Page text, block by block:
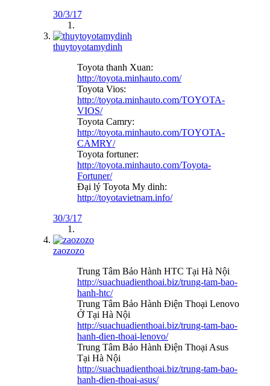
30/3/17
thuytoyotamydinh
Toyota thanh Xuan:
http://toyota.minhauto.com/
Toyota Vios:
http://toyota.minhauto.com/TOYOTA-
VIOS/
Toyota Camry:
http://toyota.minhauto.com/TOYOTA-
CAMRY/
Toyota fortuner:
http://toyota.minhauto.com/Toyota-
Fortuner/
Đại lý Toyota My dinh:
http://toyotavietnam.info/
30/3/17
zaozozo
Trung Tâm Bảo Hành HTC Tại Hà Nội
http://suachuadienthoai.biz/trung-tam-bao-
hanh-htc/
Trung Tâm Bảo Hành Điện Thoại Lenovo
Ở Tại Hà Nội
http://suachuadienthoai.biz/trung-tam-bao-
hanh-dien-thoai-lenovo/
Trung Tâm Bảo Hành Điện Thoại Asus
Tại Hà Nội
http://suachuadienthoai.biz/trung-tam-bao-
hanh-dien-thoai-asus/